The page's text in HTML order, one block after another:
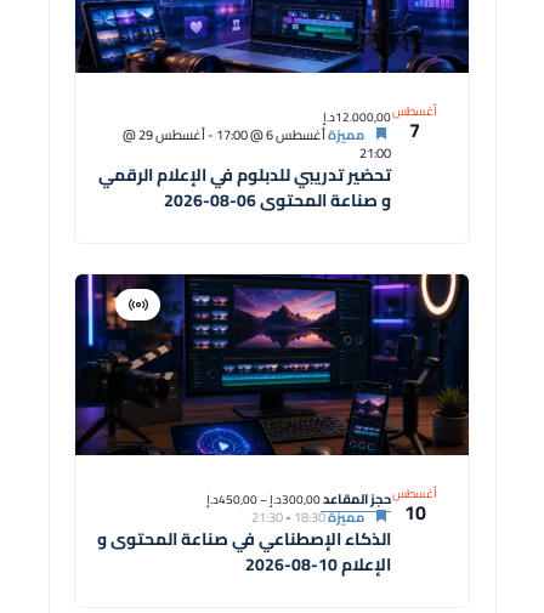
أغسطس
7
تحضير تدريبي للدبلوم في الإعلام الرقمي
و صناعة المحتوى 06-08-2026
مميزةأغسطس 6 @ 17:00 - أغسطس 29 @
21:00
12.000,00د.إ
أغسطس
10
الذكاء الإصطناعي في صناعة المحتوى و
الإعلام 10-08-2026
افتراضية
دورة
مميزة18:30
-
21:30
حجز المقاعد300,00د.إ – 450,00د.إ